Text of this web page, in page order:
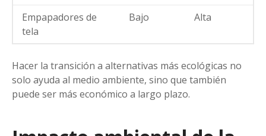
Empapadores de
tela
Bajo Alta
Hacer la transición a alternativas más ecológicas no
solo ayuda al medio ambiente, sino que también
puede ser más económico a largo plazo.